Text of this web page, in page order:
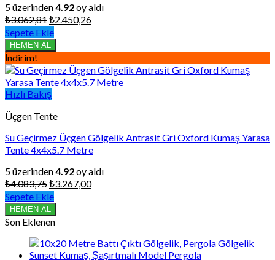
5 üzerinden4.92oy aldı
₺3.062,81Orijinal
fiyat:
₺3.062,81.
₺2.450,26
₺2.450,26.
Sepete Ekle
HEMEN AL
İndirim!
Hızlı Bakış
Üçgen Tente
Su Geçirmez Üçgen Gölgelik Antrasit Gri Oxford Kumaş Yarasa
Tente 4x4x5.7 Metre
5 üzerinden4.92oy aldı
₺4.083,75Orijinal
fiyat:
₺4.083,75.
₺3.267,00Şu
Sepete Ekle
HEMEN AL
Son Eklenen